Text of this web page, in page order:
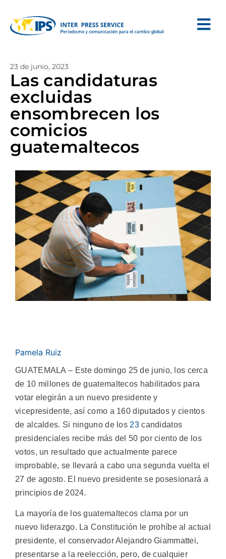
23 de junio, 2023
Las candidaturas
excluidas
ensombrecen los
comicios
guatemaltecos
Pamela Ruiz
GUATEMALA – Este domingo 25 de junio, los cerca
de 10 millones de guatemaltecos habilitados para
votar elegirán a un nuevo presidente y
vicepresidente, así como a 160 diputados y cientos
de alcaldes. Si ninguno de los 23candidatos
presidenciales recibe más del 50 por ciento de los
votos, un resultado que actualmente parece
improbable, se llevará a cabo una segunda vuelta el
27 de agosto. El nuevo presidente se posesionará a
principios de 2024.
La mayoría de los guatemaltecos clama por un
nuevo liderazgo. La Constitución le prohíbe al actual
presidente, el conservador Alejandro Giammattei,
presentarse a la reelección, pero, de cualquier